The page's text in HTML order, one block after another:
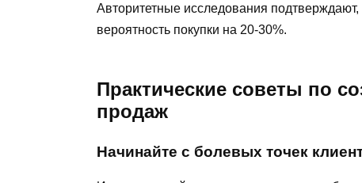
Авторитетные исследования
вероятность покупки на 20-30%.
Практические советы по
продаж
Начинайте с болевых точек